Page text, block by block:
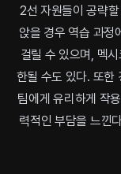
2선 자원들이 공략
앉을 경우 역습 과정
걸릴 수 있으며, 멕
한될 수도 있다. 또한
팀에게 유리하게 작
력적인 부담을 느낀